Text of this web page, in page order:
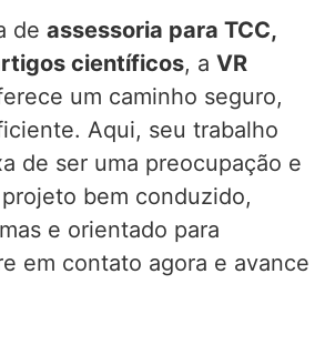
de assessoria para TCC,
científicos, a VR
um caminho seguro,
Aqui, seu trabalho
de ser uma preocupação e
bem conduzido,
e orientado para
em contato agora e avance